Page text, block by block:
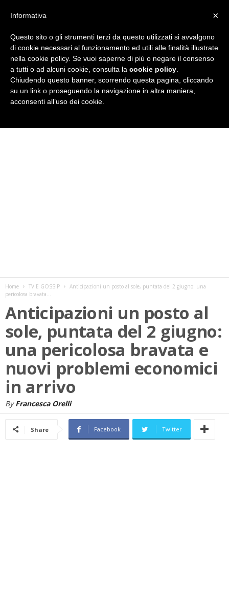
i
Home TV E GOSSIP
Anticipazioni un posto al sole, puntata del 2 giugno: una
pericolosa bravata...
Anticipazioni un posto al
sole, puntata del 2 giugno:
una pericolosa bravata e
nuovi problemi economici
in arrivo
By Francesca Orelli
Share Facebook Twitter
×
Informativa
Questo sito o gli strumenti terzi da questo utilizzati si avvalgono
di cookie necessari al funzionamento ed utili alle finalità illustrate
nella cookie policy. Se vuoi saperne di più o negare il consenso
a tutti o ad alcuni cookie, consulta la cookie policy
Chiudendo questo banner, scorrendo questa pagina, cliccando
su un link o proseguendo la navigazione in altra maniera,
acconsenti all’uso dei cookie.